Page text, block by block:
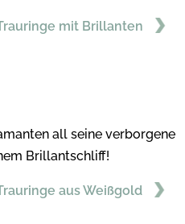
mit Brillanten
all seine verborgene
Brillantschliff!
aus Weißgold